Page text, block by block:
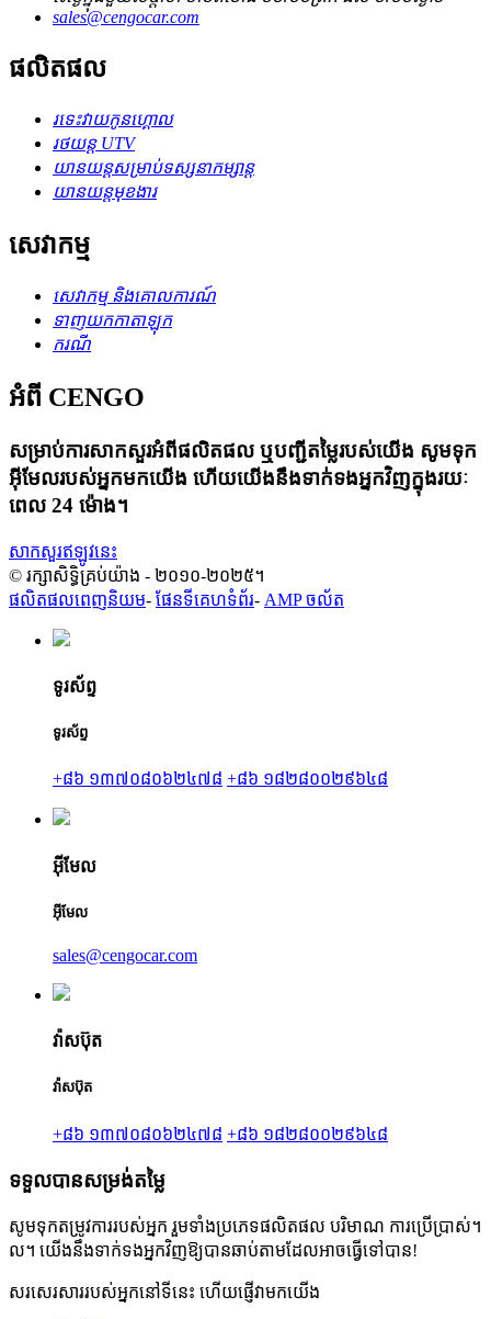
sales@cengocar.com
ផលិតផល
រទេះ​វាយ​កូន​ហ្គោល
រថយន្ត UTV
យានយន្ត​សម្រាប់​ទស្សនា​កម្សាន្ត
យានយន្តមុខងារ
សេវាកម្ម
សេវាកម្ម និងគោលការណ៍
ទាញយកកាតាឡុក
ករណី
អំពី CENGO
សម្រាប់ការសាកសួរអំពីផលិតផល ឬបញ្ជីតម្លៃរបស់យើង សូមទុក
អ៊ីមែលរបស់អ្នកមកយើង ហើយយើងនឹងទាក់ទងអ្នកវិញក្នុងរយៈ
ពេល 24 ម៉ោង។
សាកសួរឥឡូវនេះ
© រក្សាសិទ្ធិគ្រប់យ៉ាង - ២០១០-២០២៥។
ផលិតផលពេញនិយម- ផែនទីគេហទំព័រ- AMP ចល័ត
ទូរស័ព្ទ
ទូរស័ព្ទ
+៨៦ ១៣៧០៨០៦២៤៧៨ +៨៦ ១៨២៨០០២៩៦៤៨
អ៊ីមែល
អ៊ីមែល
sales@cengocar.com
វ៉ាសប៊ុត
វ៉ាសប៊ុត
+៨៦ ១៣៧០៨០៦២៤៧៨ +៨៦ ១៨២៨០០២៩៦៤៨
ទទួលបានសម្រង់តម្លៃ
សូមទុកតម្រូវការរបស់អ្នក រួមទាំងប្រភេទផលិតផល បរិមាណ ការប្រើប្រាស់។
ល។ យើងនឹងទាក់ទងអ្នកវិញឱ្យបានឆាប់តាមដែលអាចធ្វើទៅបាន!
សរសេរសាររបស់អ្នកនៅទីនេះ ហើយផ្ញើវាមកយើង